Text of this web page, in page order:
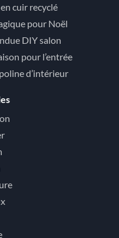
cuir recyclé
pour Noël
DIY salon
pour l’entrée
d’intérieur